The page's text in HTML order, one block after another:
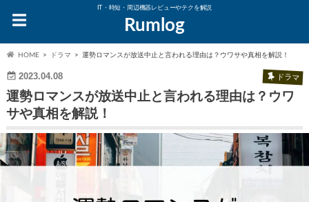
IT・時短・周辺機器レビューやテクを解説
Rumlog
HOME ドラマ 運勢ロマンスが放送中止と言われる理由は？ウワサや真相を解説！
2023.04.08 ドラマ
運勢ロマンスが放送中止と言われる理由は？ウワ
サや真相を解説！